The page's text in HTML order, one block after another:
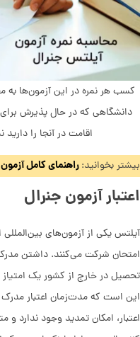
کسب هر نمره در این آزمون‌ها به
دانشگاهی که در حال پذیرش
اقامت در آنجا را
بیشتر بخوانید:راهنمای کامل
اعتبار آزمون جنرال
آیلتس یکی از آزمون‌های
امتحان شرکت می‌کنند. داشتن
تحصیل در خارج از کشور یک
اعتبار، امکان تمدید وجود ندارد